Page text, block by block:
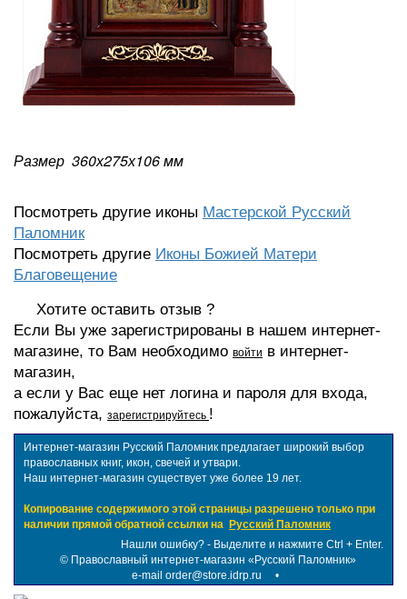
Размер 360х275х106мм
Посмотреть другие иконы Мастерской Русский
Паломник
Посмотреть другие Иконы Божией Матери
Благовещение
Хотите оставить отзыв ?
Если Вы уже зарегистрированы в нашем интернет-
магазине, то Вам необходимо войти в интернет-
магазин,
а если у Вас еще нет логина и пароля для входа,
пожалуйста, зарегистрируйтесь !
Интернет-магазин Русский Паломник предлагает широкий выбор
православных книг, икон, свечей и утвари.
Наш интернет-магазин существует уже более 19 лет.
Копирование содержимого этой страницы разрешено только при
наличии прямой обратной ссылки на Русский Паломник
Нашли ошибку? - Выделите и нажмите Ctrl + Enter.
© Православный интернет-магазин «Русский Паломник»
e-mail order@store.idrp.ru •